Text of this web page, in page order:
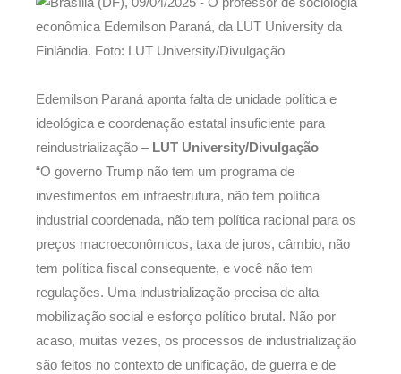
Edemilson Paraná aponta falta de unidade política e
ideológica e coordenação estatal insuficiente para
reindustrialização – LUT University/Divulgação
“O governo Trump não tem um programa de
investimentos em infraestrutura, não tem política
industrial coordenada, não tem política racional para os
preços macroeconômicos, taxa de juros, câmbio, não
tem política fiscal consequente, e você não tem
regulações. Uma industrialização precisa de alta
mobilização social e esforço político brutal. Não por
acaso, muitas vezes, os processos de industrialização
são feitos no contexto de unificação, de guerra e de